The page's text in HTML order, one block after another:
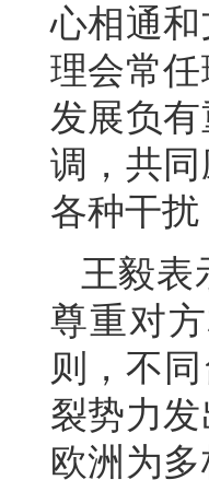
心相通
理会常
发展负
调，共
各种干
王毅表
尊重对
则，不
裂势力
欧洲为